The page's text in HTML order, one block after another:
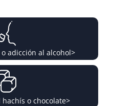
adicción al alcohol>
hachís o chocolate>